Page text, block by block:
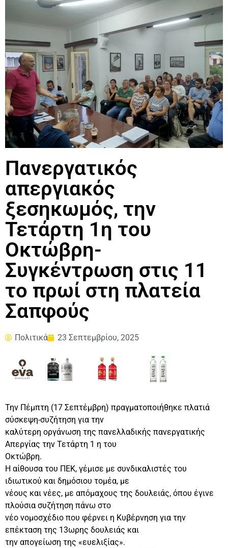
Πανεργατικός
απεργιακός
ξεσηκωμός, την
Τετάρτη 1η του
Οκτώβρη-
Συγκέντρωση στις 11
το πρωί στη πλατεία
Σαπφούς
Πολιτικά 23 Σεπτεμβρίου, 2025
Την Πέμπτη (17 Σεπτέμβρη) πραγματοποιήθηκε πλατιά
σύσκεψη-συζήτηση για την
καλύτερη οργάνωση της πανελλαδικής πανεργατικής
Απεργίας την Τετάρτη 1 η του
Οκτώβρη.
Η αίθουσα του ΠΕΚ, γέμισε με συνδικαλιστές του
ιδιωτικού και δημόσιου τομέα, με
νέους και νέες, με απόμαχους της δουλειάς, όπου έγινε
πλούσια συζήτηση πάνω στο
νέο νομοσχέδιο που φέρνει η Κυβέρνηση για την
επέκταση της 13ωρης δουλειάς και
την απογείωση της «ευελιξίας».